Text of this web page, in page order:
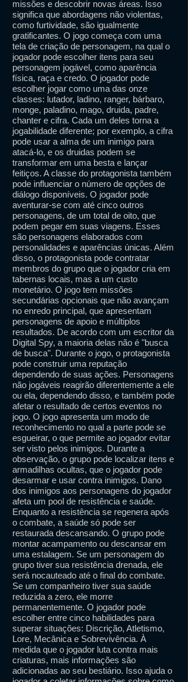
missões e descobrir novas áreas. Isso
significa que abordagens não violentas,
como furtividade, são igualmente
gratificantes. O jogo começa com uma
tela de criação de personagem, na qual o
jogador pode escolher itens para seu
personagem jogável, como aparência
física, raça e credo. O jogador pode
escolher jogar como uma das onze
classes: lutador, ladino, ranger, bárbaro,
monge, paladino, mago, druida, padre,
chanter e cifra. Cada um deles torna a
jogabilidade diferente; por exemplo, a cifra
pode usar a alma de um inimigo para
atacá-lo, e os druidas podem se
transformar em uma besta e lançar
feitiços. A classe do protagonista também
pode influenciar o número de opções de
diálogo disponíveis. O jogador pode
aventurar-se com até cinco outros
personagens, de um total de oito, que
podem pegar em suas viagens. Esses
são personagens elaborados com
personalidades e aparências únicas. Além
disso, o protagonista pode contratar
membros do grupo que o jogador cria em
tabernas locais, mas a um custo
monetário. O jogo tem missões
secundárias opcionais que não avançam
no enredo principal, que apresentam
personagens de apoio e múltiplos
resultados. De acordo com um escritor da
Digital Spy, a maioria delas não é "busca
de busca". Durante o jogo, o protagonista
pode construir uma reputação
dependendo de suas ações. Personagens
não jogáveis ​​reagirão diferentemente a ele
ou ela, dependendo disso, e também pode
afetar o resultado de certos eventos no
jogo. O jogo apresenta um modo de
reconhecimento no qual a parte pode se
esgueirar, o que permite ao jogador evitar
ser visto pelos inimigos. Durante a
observação, o grupo pode localizar itens e
armadilhas ocultas, que o jogador pode
desarmar e usar contra inimigos. Dano
dos inimigos aos personagens do jogador
afeta um pool de resistência e saúde.
Enquanto a resistência se regenera após
o combate, a saúde só pode ser
restaurada descansando. O grupo pode
montar acampamento ou descansar em
uma estalagem. Se um personagem do
grupo tiver sua resistência drenada, ele
será nocauteado até o final do combate.
Se um companheiro tiver sua saúde
reduzida a zero, ele morre
permanentemente. O jogador pode
escolher entre cinco habilidades para
superar situações: Discrição, Atletismo,
Lore, Mecânica e Sobrevivência. À
medida que o jogador luta contra mais
criaturas, mais informações são
adicionadas ao seu bestiário. Isso ajuda o